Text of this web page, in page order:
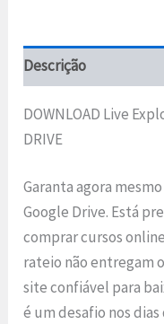
Descrição
DOWNLOAD Live
DRIVE
Garanta agora
Google Drive. Está
comprar cursos
rateio não entregam
site confiável para
é um desafio nos dias